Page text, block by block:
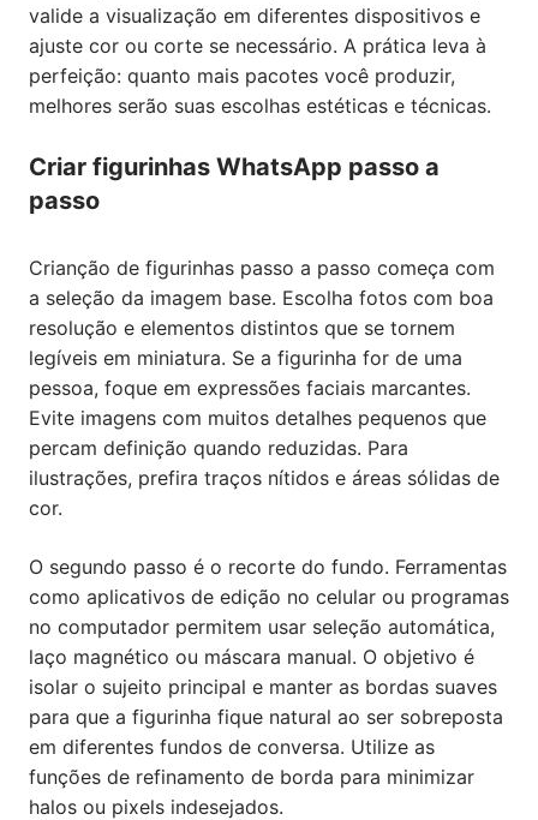
valide a visualização em diferentes dispositivos e
ajuste cor ou corte se necessário. A prática leva à
perfeição: quanto mais pacotes você produzir,
melhores serão suas escolhas estéticas e técnicas.
Criar figurinhas WhatsApp passo a
passo
Crianção de figurinhas passo a passo começa com
a seleção da imagem base. Escolha fotos com boa
resolução e elementos distintos que se tornem
legíveis em miniatura. Se a figurinha for de uma
pessoa, foque em expressões faciais marcantes.
Evite imagens com muitos detalhes pequenos que
percam definição quando reduzidas. Para
ilustrações, prefira traços nítidos e áreas sólidas de
cor.
O segundo passo é o recorte do fundo. Ferramentas
como aplicativos de edição no celular ou programas
no computador permitem usar seleção automática,
laço magnético ou máscara manual. O objetivo é
isolar o sujeito principal e manter as bordas suaves
para que a figurinha fique natural ao ser sobreposta
em diferentes fundos de conversa. Utilize as
funções de refinamento de borda para minimizar
halos ou pixels indesejados.